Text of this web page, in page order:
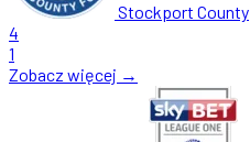
Stockport County
4
1
Zobacz więcej →